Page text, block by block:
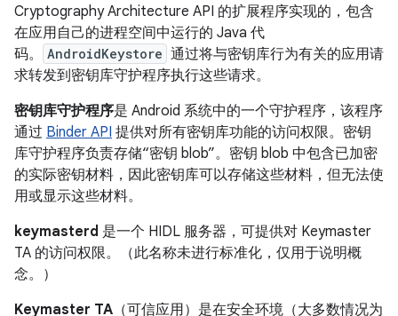
Cryptography Architecture API 的扩展程序实现的，包含
在应用自己的进程空间中运行的 Java 代
码。
AndroidKeystore 通过将与密钥库行为有关的应用请
求转发到密钥库守护程序执行这些请求。
密钥库守护程序是 Android 系统中的一个守护程序，该程序
通过 Binder API 提供对所有密钥库功能的访问权限。密钥
库守护程序负责存储“密钥 blob”。密钥 blob 中包含已加密
的实际密钥材料，因此密钥库可以存储这些材料，但无法使
用或显示这些材料。
keymasterd 是一个 HIDL 服务器，可提供对 Keymaster
TA 的访问权限。（此名称未进行标准化，仅用于说明概
念。）
Keymaster TA （可信应用）是在安全环境（大多数情况为